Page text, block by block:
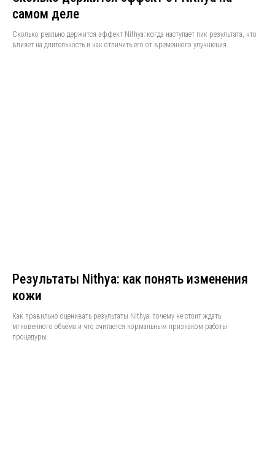
самом деле
Сколько реально держится эффект Nithya: когда наступает пик результата, что
влияет на длительность и как отличить его от временного улучшения.
Результаты Nithya: как понять изменения
кожи
Как правильно оценивать результаты Nithya: почему не стоит ждать
мгновенного объёма и что считается нормальным признаком работы
процедуры.